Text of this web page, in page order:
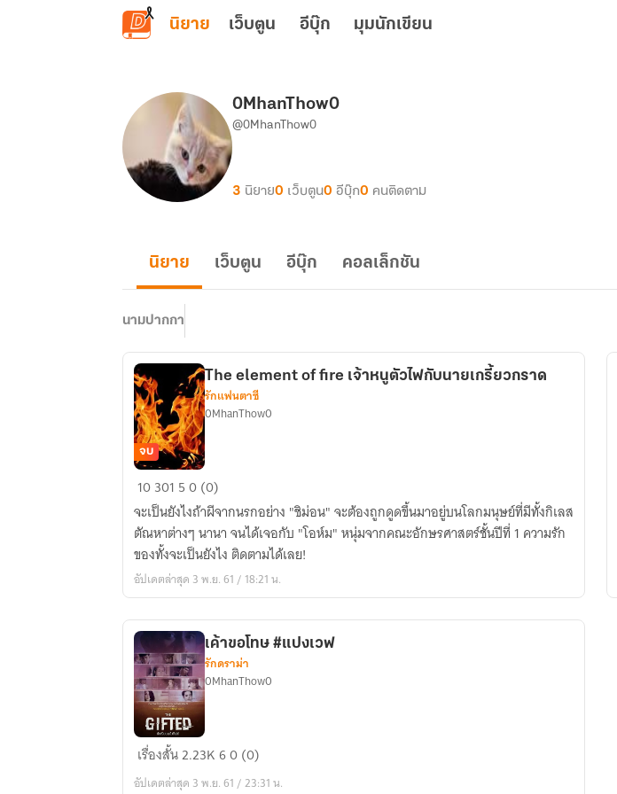
ข้ามไปยังเนื้อหาหลัก
นิยาย เว็บตูน อีบุ๊ก มุมนักเขียน
0MhanThow0
@0MhanThow0
3 นิยาย0 เว็บตูน0 อีบุ๊ก0 คนติดตาม
นิยาย เว็บตูน อีบุ๊ก คอลเล็กชัน
นามปากกา
The
element
of
fire
เจ้า
หนู
ไฟ
กับ
นาย
เกรี้ยว
กราด
จบ
The element of fire เจ้าหนูตัวไฟกับนายเกรี้ยวกราด
รักแฟนตาซี
0MhanThow0
10301 50 (0)
จะเป็นยังไงถ้าผีจากนรกอย่าง "ชิม่อน" จะต้องถูกดูดขึ้นมาอยู่บนโลกมนุษย์ที่มีทั้งกิเลส
ตัณหาต่างๆ นานา จนได้เจอกับ "โอห์ม" หนุ่มจากคณะอักษรศาสตร์ชั้นปีที่ 1 ความรัก
ของทั้งจะเป็นยังไง ติดตามได้เลย!
อัปเดตล่าสุด 3 พ.ย. 61 / 18:21 น.
เค้า
เค้าขอโทษ #แปงเวฟ
รักดราม่า
0MhanThow0
เรื่องสั้น2.23K60 (0)
อัปเดตล่าสุด 3 พ.ย. 61 / 23:31 น.